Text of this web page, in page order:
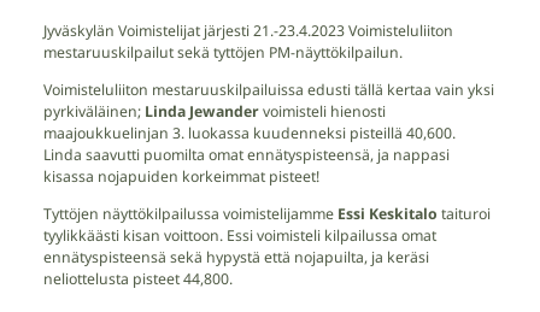
Jyväskylän Voimistelijat järjesti 21.-23.4.2023 Voimisteluliiton
mestaruuskilpailut sekä tyttöjen PM-näyttökilpailun.
Voimisteluliiton mestaruuskilpailuissa edusti tällä kertaa vain yksi
pyrkiväläinen; Linda Jewandervoimisteli hienosti
maajoukkuelinjan 3. luokassa kuudenneksi pisteillä 40,600.
Linda saavutti puomilta omat ennätyspisteensä, ja nappasi
kisassa nojapuiden korkeimmat pisteet!
Tyttöjen näyttökilpailussa voimistelijamme Essi Keskitalo taituroi
tyylikkäästi kisan voittoon. Essi voimisteli kilpailussa omat
ennätyspisteensä sekä hypystä että nojapuilta, ja keräsi
neliottelusta pisteet 44,800.